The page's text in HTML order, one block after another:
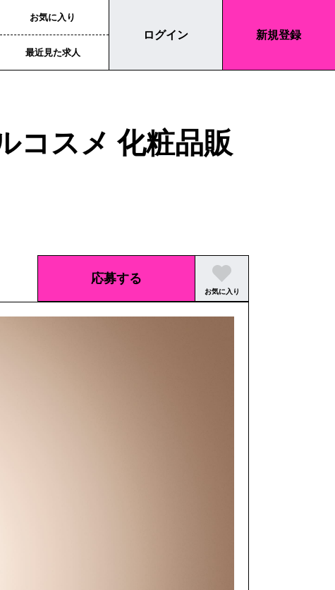
お気に入り
最近見た求人
ログイン 新規登録
コスメ 化粧品販
応募する
お気に入り